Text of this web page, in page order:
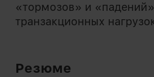
«тормозов» и
транзакционных
Резюме